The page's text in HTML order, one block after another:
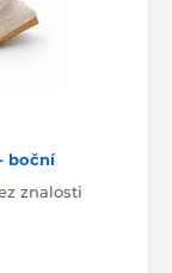
boční
znalosti